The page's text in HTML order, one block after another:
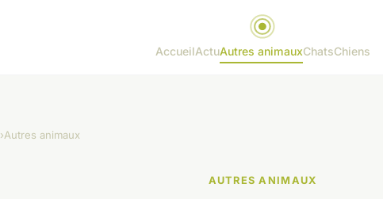
AccueilActuAutres animauxChatsChiens
›Autres animaux
AUTRES ANIMAUX